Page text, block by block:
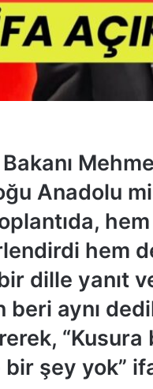
Anadolu
hem
dille yanıt
beri aynı
“Kusura
şey yok”